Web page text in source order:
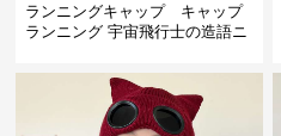
ランニングキャップ キャップ
ランニング 宇宙飛行士の造語ニ